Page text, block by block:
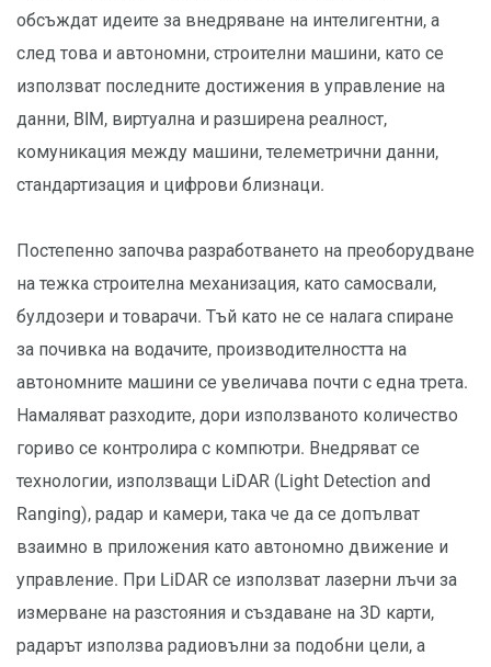
обсъждат идеите за внедряване на интелигентни, а
след това и автономни, строителни машини, като се
използват последните достижения в управление на
данни, BIM, виртуална и разширена реалност,
комуникация между машини, телеметрични данни,
стандартизация и цифрови близнаци.
Постепенно започва разработването на преоборудване
на тежка строителна механизация, като самосвали,
булдозери и товарачи. Тъй като не се налага спиране
за почивка на водачите, производителността на
автономните машини се увеличава почти с една трета.
Намаляват разходите, дори използваното количество
гориво се контролира с компютри. Внедряват се
технологии, използващи LiDAR (Light Detection and
Ranging), радар и камери, така че да се допълват
взаимно в приложения като автономно движение и
управление. При LiDAR се използват лазерни лъчи за
измерване на разстояния и създаване на 3D карти,
радарът използва радиовълни за подобни цели, а